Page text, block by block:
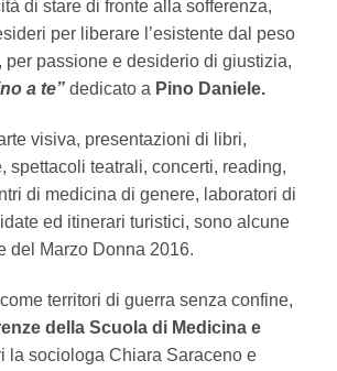
di stare di fronte alla sofferenza,
per liberare l’esistente dal peso
passione e desiderio di giustizia,
a te” dedicato a Pino Daniele.
visiva, presentazioni di libri,
spettacoli teatrali, concerti, reading,
di medicina di genere, laboratori di
ed itinerari turistici, sono alcune
del Marzo Donna 2016.
territori di guerra senza confine,
della Scuola di Medicina e
la sociologa Chiara Saraceno e